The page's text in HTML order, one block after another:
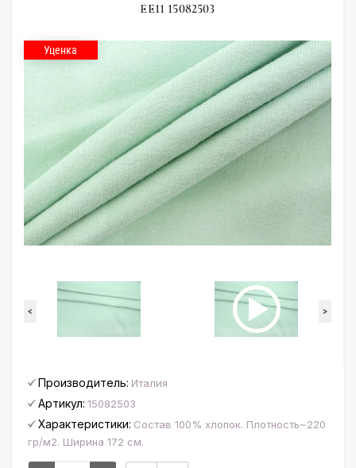
ЕЕ11 15082503
Уценка
< >
Производитель: Италия
Артикул: 15082503
Характеристики: Состав 100% хлопок. Плотность~220
гр/м2. Ширина 172 см.